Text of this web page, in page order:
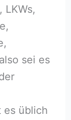
LKWs,
sei es
es üblich